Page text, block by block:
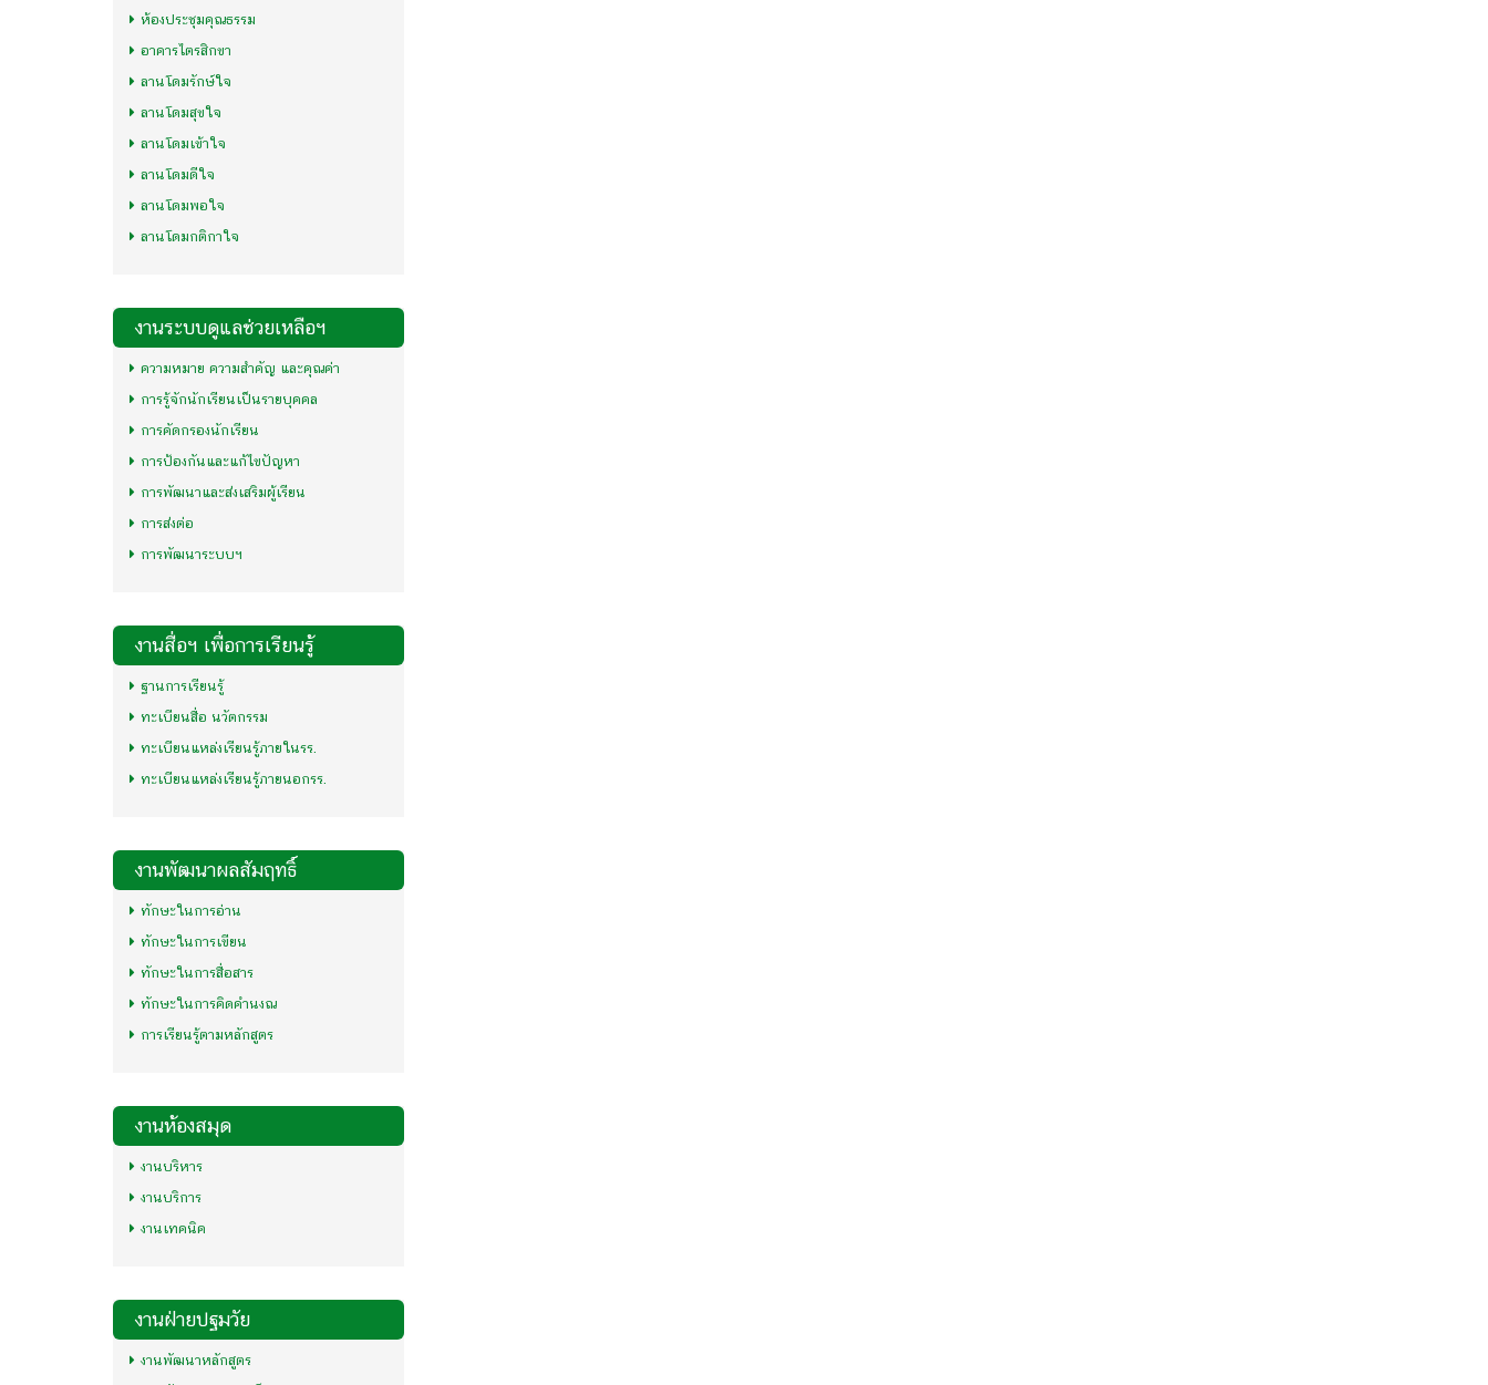
ห้องประชุมคุณธรรม
อาคารไตรสิกขา
ลานโดมรักษ์ใจ
ลานโดมสุขใจ
ลานโดมเข้าใจ
ลานโดมดีใจ
ลานโดมพอใจ
ลานโดมกติกาใจ
งานระบบดูแลช่วยเหลือฯ
ความหมาย ความสำคัญ และคุณค่า
การรู้จักนักเรียนเป็นรายบุคคล
การคัดกรองนักเรียน
การป้องกันและแก้ไขปัญหา
การพัฒนาและส่งเสริมผู้เรียน
การส่งต่อ
การพัฒนาระบบฯ
งานสื่อฯ เพื่อการเรียนรู้
ฐานการเรียนรู้
ทะเบียนสื่อ นวัตกรรม
ทะเบียนแหล่งเรียนรู้ภายในรร.
ทะเบียนแหล่งเรียนรู้ภายนอกรร.
งานพัฒนาผลสัมฤทธิ์
ทักษะในการอ่าน
ทักษะในการเขียน
ทักษะในการสื่อสาร
ทักษะในการคิดคำนงณ
การเรียนรู้ตามหลักสูตร
งานห้องสมุด
งานบริหาร
งานบริการ
งานเทคนิค
งานฝ่ายปฐมวัย
งานพัฒนาหลักสูตร